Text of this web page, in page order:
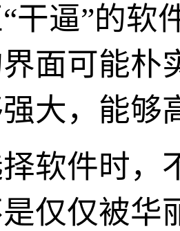
干逼”的软
面可能朴
大，能够
软件时，
仅仅被华